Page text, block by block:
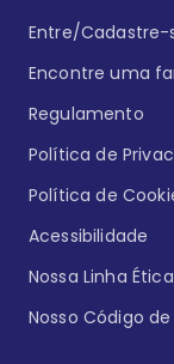
Entre/Cadastre-
Encontre uma
Regulamento
Política de
Política de
Acessibilidade
Nossa Linha Ética
Nosso Código